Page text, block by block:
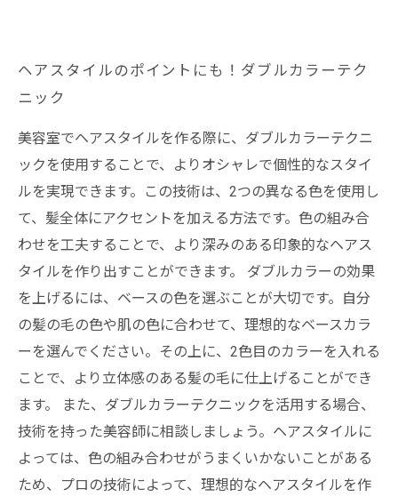
ヘアスタイルのポイントにも！ダブルカラーテク
ニック
美容室でヘアスタイルを作る際に、ダブルカラーテクニ
ックを使用することで、よりオシャレで個性的なスタイ
ルを実現できます。この技術は、2つの異なる色を使用し
て、髪全体にアクセントを加える方法です。色の組み合
わせを工夫することで、より深みのある印象的なヘアス
タイルを作り出すことができます。 ダブルカラーの効果
を上げるには、ベースの色を選ぶことが大切です。自分
の髪の毛の色や肌の色に合わせて、理想的なベースカラ
ーを選んでください。その上に、2色目のカラーを入れる
ことで、より立体感のある髪の毛に仕上げることができ
ます。 また、ダブルカラーテクニックを活用する場合、
技術を持った美容師に相談しましょう。ヘアスタイルに
よっては、色の組み合わせがうまくいかないことがある
ため、プロの技術によって、理想的なヘアスタイルを作